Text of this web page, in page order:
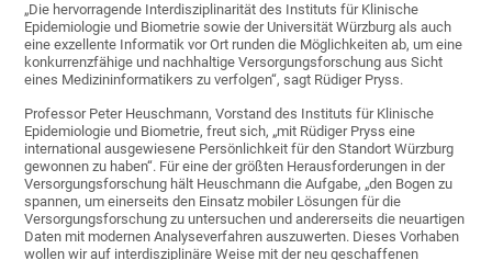
„Die hervorragende Interdisziplinarität des Instituts für Klinische
Epidemiologie und Biometrie sowie der Universität Würzburg als auch
eine exzellente Informatik vor Ort runden die Möglichkeiten ab, um eine
konkurrenzfähige und nachhaltige Versorgungsforschung aus Sicht
eines Medizininformatikers zu verfolgen“, sagt Rüdiger Pryss.
Professor Peter Heuschmann, Vorstand des Instituts für Klinische
Epidemiologie und Biometrie, freut sich, „mit Rüdiger Pryss eine
international ausgewiesene Persönlichkeit für den Standort Würzburg
gewonnen zu haben“. Für eine der größten Herausforderungen in der
Versorgungsforschung hält Heuschmann die Aufgabe, „den Bogen zu
spannen, um einerseits den Einsatz mobiler Lösungen für die
Versorgungsforschung zu untersuchen und andererseits die neuartigen
Daten mit modernen Analyseverfahren auszuwerten. Dieses Vorhaben
wollen wir auf interdisziplinäre Weise mit der neu geschaffenen